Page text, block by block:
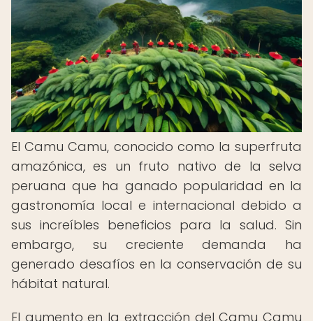
El Camu Camu, conocido como la superfruta
amazónica, es un fruto nativo de la selva
peruana que ha ganado popularidad en la
gastronomía local e internacional debido a
sus increíbles beneficios para la salud. Sin
embargo, su creciente demanda ha
generado desafíos en la conservación de su
hábitat natural.
El aumento en la extracción del Camu Camu